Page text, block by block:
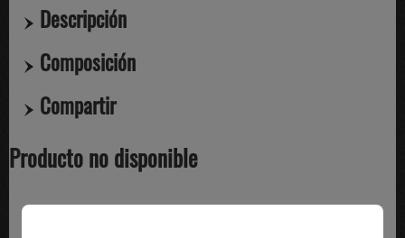
Descripción
Composición
Compartir
Producto no disponible